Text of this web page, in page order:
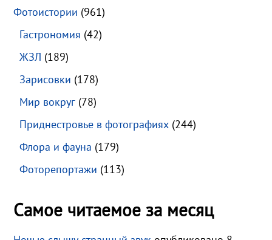
Фотоистории (961)
Гастрономия (42)
ЖЗЛ (189)
Зарисовки (178)
Мир вокруг (78)
Приднестровье в фотографиях (244)
Флора и фауна (179)
Фоторепортажи (113)
Самое читаемое за месяц